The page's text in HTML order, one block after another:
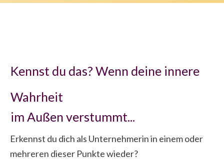
Kennst du das? Wenn deine innere
Wahrheit
im Außen verstummt...
Erkennst du dich als Unternehmerin in einem oder
mehreren dieser Punkte wieder?